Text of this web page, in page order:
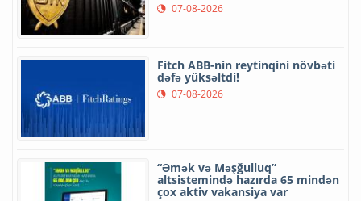
07-08-2026
Fitch ABB-nin reytinqini növbəti
dəfə yüksəltdi!
07-08-2026
“Əmək və Məşğulluq”
altsistemində hazırda 65 mindən
çox aktiv vakansiya var